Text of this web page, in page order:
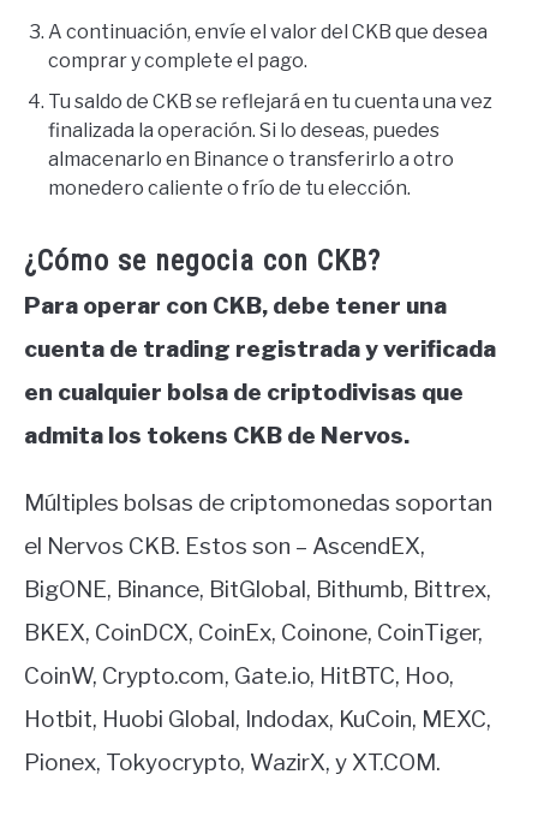
A continuación, envíe el valor del CKB que desea
comprar y complete el pago.
Tu saldo de CKB se reflejará en tu cuenta una vez
finalizada la operación. Si lo deseas, puedes
almacenarlo en Binance o transferirlo a otro
monedero caliente o frío de tu elección.
¿Cómo se negocia con CKB?
Para operar con CKB, debe tener una
cuenta de trading registrada y verificada
en cualquier bolsa de criptodivisas que
admita los tokens CKB de Nervos.
Múltiples bolsas de criptomonedas soportan
el Nervos CKB. Estos son – AscendEX,
BigONE, Binance, BitGlobal, Bithumb, Bittrex,
BKEX, CoinDCX, CoinEx, Coinone, CoinTiger,
CoinW, Crypto.com, Gate.io, HitBTC, Hoo,
Hotbit, Huobi Global, Indodax, KuCoin, MEXC,
Pionex, Tokyocrypto, WazirX, y XT.COM.